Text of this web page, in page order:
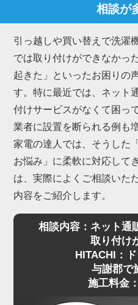
相談が
引っ越しや買い替えで洗濯
では取り付けができなかっ
起きた」といったお困りの
す。特に最近では、ネット
付けサービスがなくて困っ
業者に設置を断られる例も
家電の達人では、そうした
お悩み」に柔軟に対応して
は、実際によくご相談いた
内容をご紹介します。
相談内容：ネット通
取り付け
HITACHI：
与謝郡
施工料金